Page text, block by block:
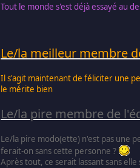
Tout le monde s'est déjà essayé au
Le/la meilleur membre
Il s'agit maintenant de féliciter une
le mérite bien
Le/la pire membre de
Le/la pire modo(ette) n'est pas une
ferait-on sans cette personne ?
Après tout, ce serait lassant sans